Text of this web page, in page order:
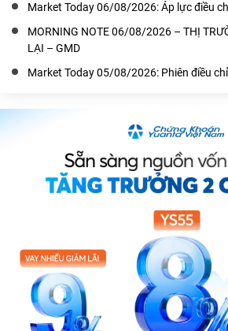
Market Today 06/08/2026: Áp lực điều
MORNING NOTE 06/08/2026 – THỊ
LẠI – GMD
Market Today 05/08/2026: Phiên điều